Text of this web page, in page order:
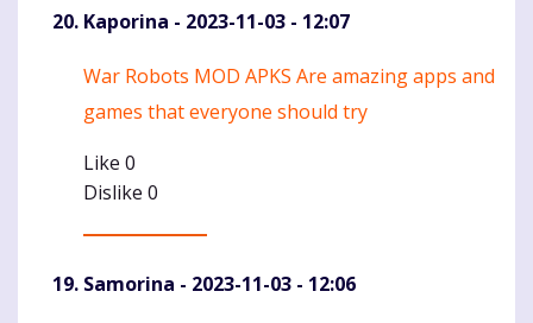
Kaporina - 2023-11-03 - 12:07
Komentaras
War Robots MOD APKS Are amazing apps and
games that everyone should try
Like 0
Dislike 0
Samorina - 2023-11-03 - 12:06